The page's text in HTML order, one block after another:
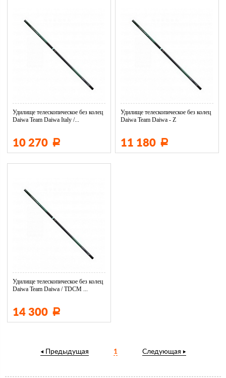
Удилище телескопическое без колец
Daiwa Team Daiwa Italy /...
10 270 Р
Удилище телескопическое без колец
Daiwa Team Daiwa - Z
11 180 Р
Удилище телескопическое без колец
Daiwa Team Daiwa / TDCM ...
14 300 Р
Предыдущая 1 Следующая